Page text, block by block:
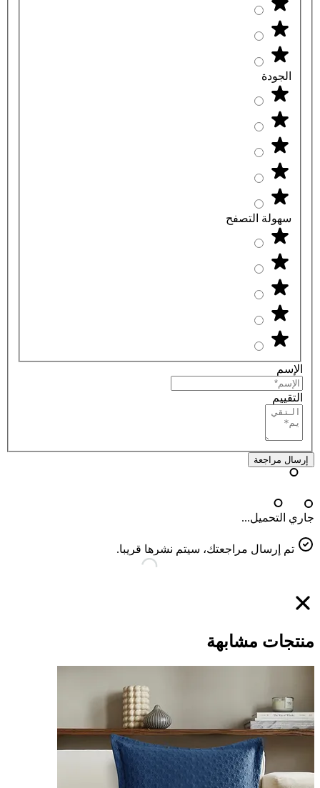
الجودة
سهولة التصفح
الإسم
التقييم
إرسال مراجعة
جاري التحميل...
تم إرسال مراجعتك، سيتم نشرها قريبا.
منتجات مشابهة